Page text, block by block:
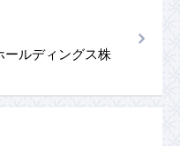
ルディングス株